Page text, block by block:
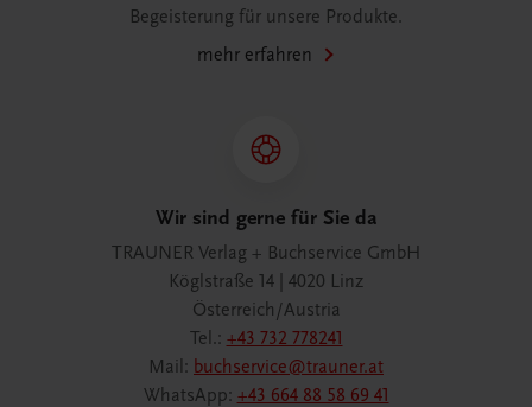
Begeisterung für unsere Produkte.
mehr erfahren
Wir sind gerne für Sie da
TRAUNER Verlag + Buchservice GmbH
Köglstraße 14 | 4020 Linz
Österreich/Austria
Tel.: +43 732 778241
Mail: buchservice@trauner.at
WhatsApp: +43 664 88 58 69 41